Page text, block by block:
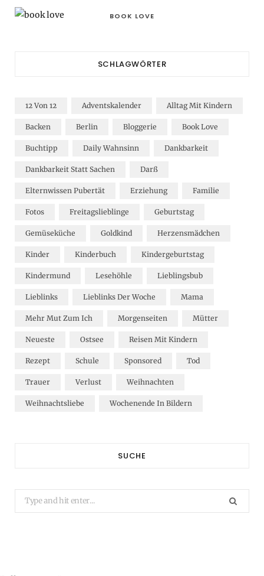
BOOK LOVE
SCHLAGWÖRTER
12 Von 12 Adventskalender Alltag Mit Kindern
Backen Berlin Bloggerie Book Love
Buchtipp Daily Wahnsinn Dankbarkeit
Dankbarkeit Statt Sachen Darß
Elternwissen Pubertät Erziehung Familie
Fotos Freitagslieblinge Geburtstag
Gemüseküche Goldkind Herzensmädchen
Kinder Kinderbuch Kindergeburtstag
Kindermund Lesehöhle Lieblingsbub
Lieblinks Lieblinks Der Woche Mama
Mehr Mut Zum Ich Morgenseiten Mütter
Neueste Ostsee Reisen Mit Kindern
Rezept Schule Sponsored Tod
Trauer Verlust Weihnachten
Weihnachtsliebe Wochenende In Bildern
SUCHE
Search
for: